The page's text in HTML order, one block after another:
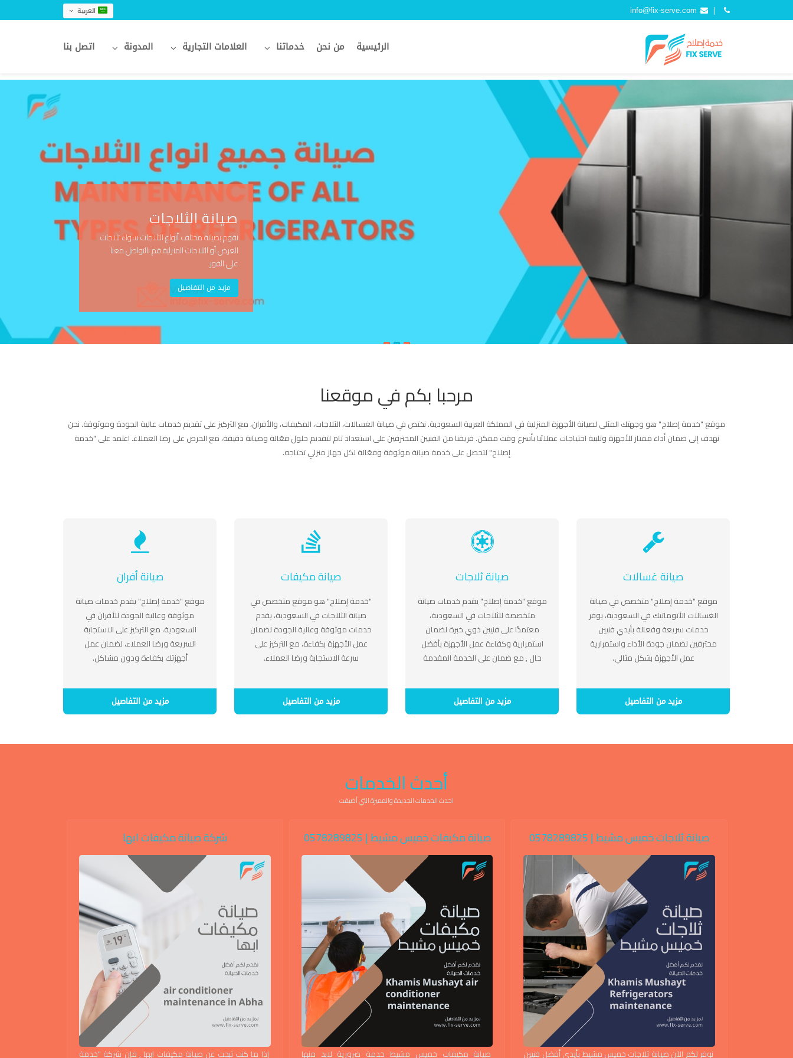
|
info@fix-serve.com
الرئيسية من نحن خدماتنا العلامات التجارية المدونة اتصل بنا
صيانة الثلاجات
نقوم بصيانة مختلف أنواع الثلاجات سواء ثلاجات
العرض أو الثلاجات المنزلية قم بالتواصل معنا
على الفور
مزيد من التفاصيل
مرحبا بكم في موقعنا
موقع "خدمة إصلاح" هو وجهتك المثلى لصيانة الأجهزة المنزلية في المملكة العربية السعودية. نختص في صيانة الغسالات، الثلاجات، المكيفات، والأفران، مع التركيز على تقديم خدمات عالية الجودة وموثوقة. نحن
نهدف إلى ضمان أداء ممتاز للأجهزة وتلبية احتياجات عملائنا بأسرع وقت ممكن. فريقنا من الفنيين المحترفين على استعداد تام لتقديم حلول فعّالة وصيانة دقيقة، مع الحرص على رضا العملاء. اعتمد على "خدمة
إصلاح" لتحصل على خدمة صيانة موثوقة وفعّالة لكل جهاز منزلي تحتاجه.
صيانة غسالات
موقع "خدمة إصلاح" متخصص في صيانة
الغسالات الأتوماتيك في السعودية، يوفر
خدمات سريعة وفعالة بأيدي فنيين
محترفين لضمان جودة الأداء واستمرارية
عمل الأجهزة بشكل مثالي.
مزيد من التفاصيل
صيانة ثلاجات
موقع "خدمة إصلاح" يقدم خدمات صيانة
متخصصة للثلاجات في السعودية،
معتمدًا على فنيين ذوي خبرة لضمان
استمرارية وكفاءة عمل الأجهزة بأفضل
حال , مع ضمان على الخدمة المقدمة
مزيد من التفاصيل
صيانة مكيفات
"خدمة إصلاح" هو موقع متخصص في
صيانة الثلاجات في السعودية، يقدم
خدمات موثوقة وعالية الجودة لضمان
عمل الأجهزة بكفاءة، مع التركيز على
سرعة الاستجابة ورضا العملاء.
مزيد من التفاصيل
صيانة أفران
موقع "خدمة إصلاح" يقدم خدمات صيانة
موثوقة وعالية الجودة للأفران في
السعودية، مع التركيز على الاستجابة
السريعة ورضا العملاء، لضمان عمل
أجهزتك بكفاءة ودون مشاكل.
مزيد من التفاصيل
أحدث الخدمات
احدث الخدمات الجديدة والمميزة التي أضيفت
صيانة ثلاجات خميس مشيط | 0578289825
نوفر لكم الآن صيانة ثلاجات خميس مشيط بأيدي أفضل فنيين
صيانة مكيفات خميس مشيط | 0578289825
صيانة مكيفات خميس مشيط خدمة ضرورية لابد منها
شركة صيانة مكيفات ابها
إذا ما كنت تبحث عن صيانة مكيفات ابها , فإن شركة "خدمة